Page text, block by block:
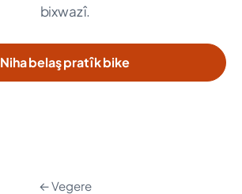
bixwazî.
Niha belaş pratîk bike
← Vegere